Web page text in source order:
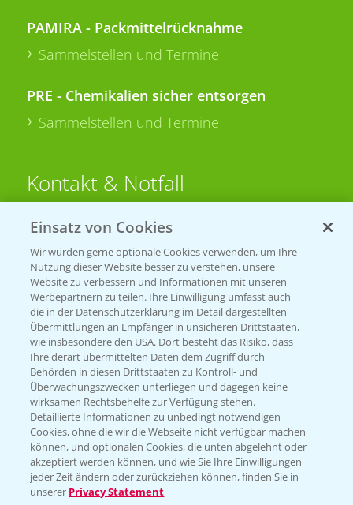
PAMIRA - Packmittelrücknahme
Sammelstellen und Termine
PRE - Chemikalien sicher entsorgen
Sammelstellen und Termine
Kontakt & Notfall
Beratung auf WhatsApp
T.+49 (0)174 346 564 1
KONTAKT
Hilfe in Notfällen
T.+49 (0)214/30-20220
Folgen Sie uns
Einsatz von Cookies
Wir würden gerne optionale Cookies verwenden, um Ihre
Nutzung dieser Website besser zu verstehen, unsere
Website zu verbessern und Informationen mit unseren
Werbepartnern zu teilen. Ihre Einwilligung umfasst auch
die in der Datenschutzerklärung im Detail dargestellten
Übermittlungen an Empfänger in unsicheren Drittstaaten,
wie insbesondere den USA. Dort besteht das Risiko, dass
Ihre derart übermittelten Daten dem Zugriff durch
Behörden in diesen Drittstaaten zu Kontroll- und
Überwachungszwecken unterliegen und dagegen keine
wirksamen Rechtsbehelfe zur Verfügung stehen.
Detaillierte Informationen zu unbedingt notwendigen
Cookies, ohne die wir die Webseite nicht verfügbar machen
können, und optionalen Cookies, die unten abgelehnt oder
akzeptiert werden können, und wie Sie Ihre Einwilligungen
jeder Zeit ändern oder zurückziehen können, finden Sie in
unserer Privacy Statement